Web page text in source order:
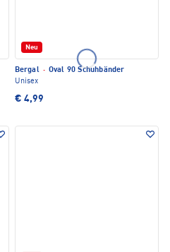
Neu
Bergal · Oval 90 Schuhbänder
Unisex
€ 4,99